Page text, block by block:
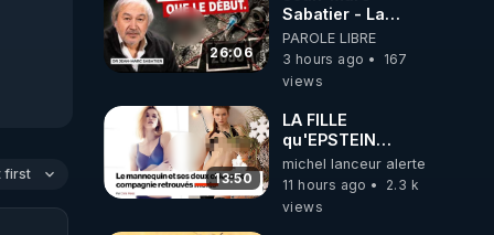
first
ukrainienne
26:06
Sabatier - La
Covid-19 n'a été
que le début -
L'ARN messager
PAROLE LIBRE
3 hours ago
167
views
13:50
LA FILLE
qu'EPSTEIN
VOULAIT CACHER
michel lanceur alerte
11 hours ago
2.3 k
views